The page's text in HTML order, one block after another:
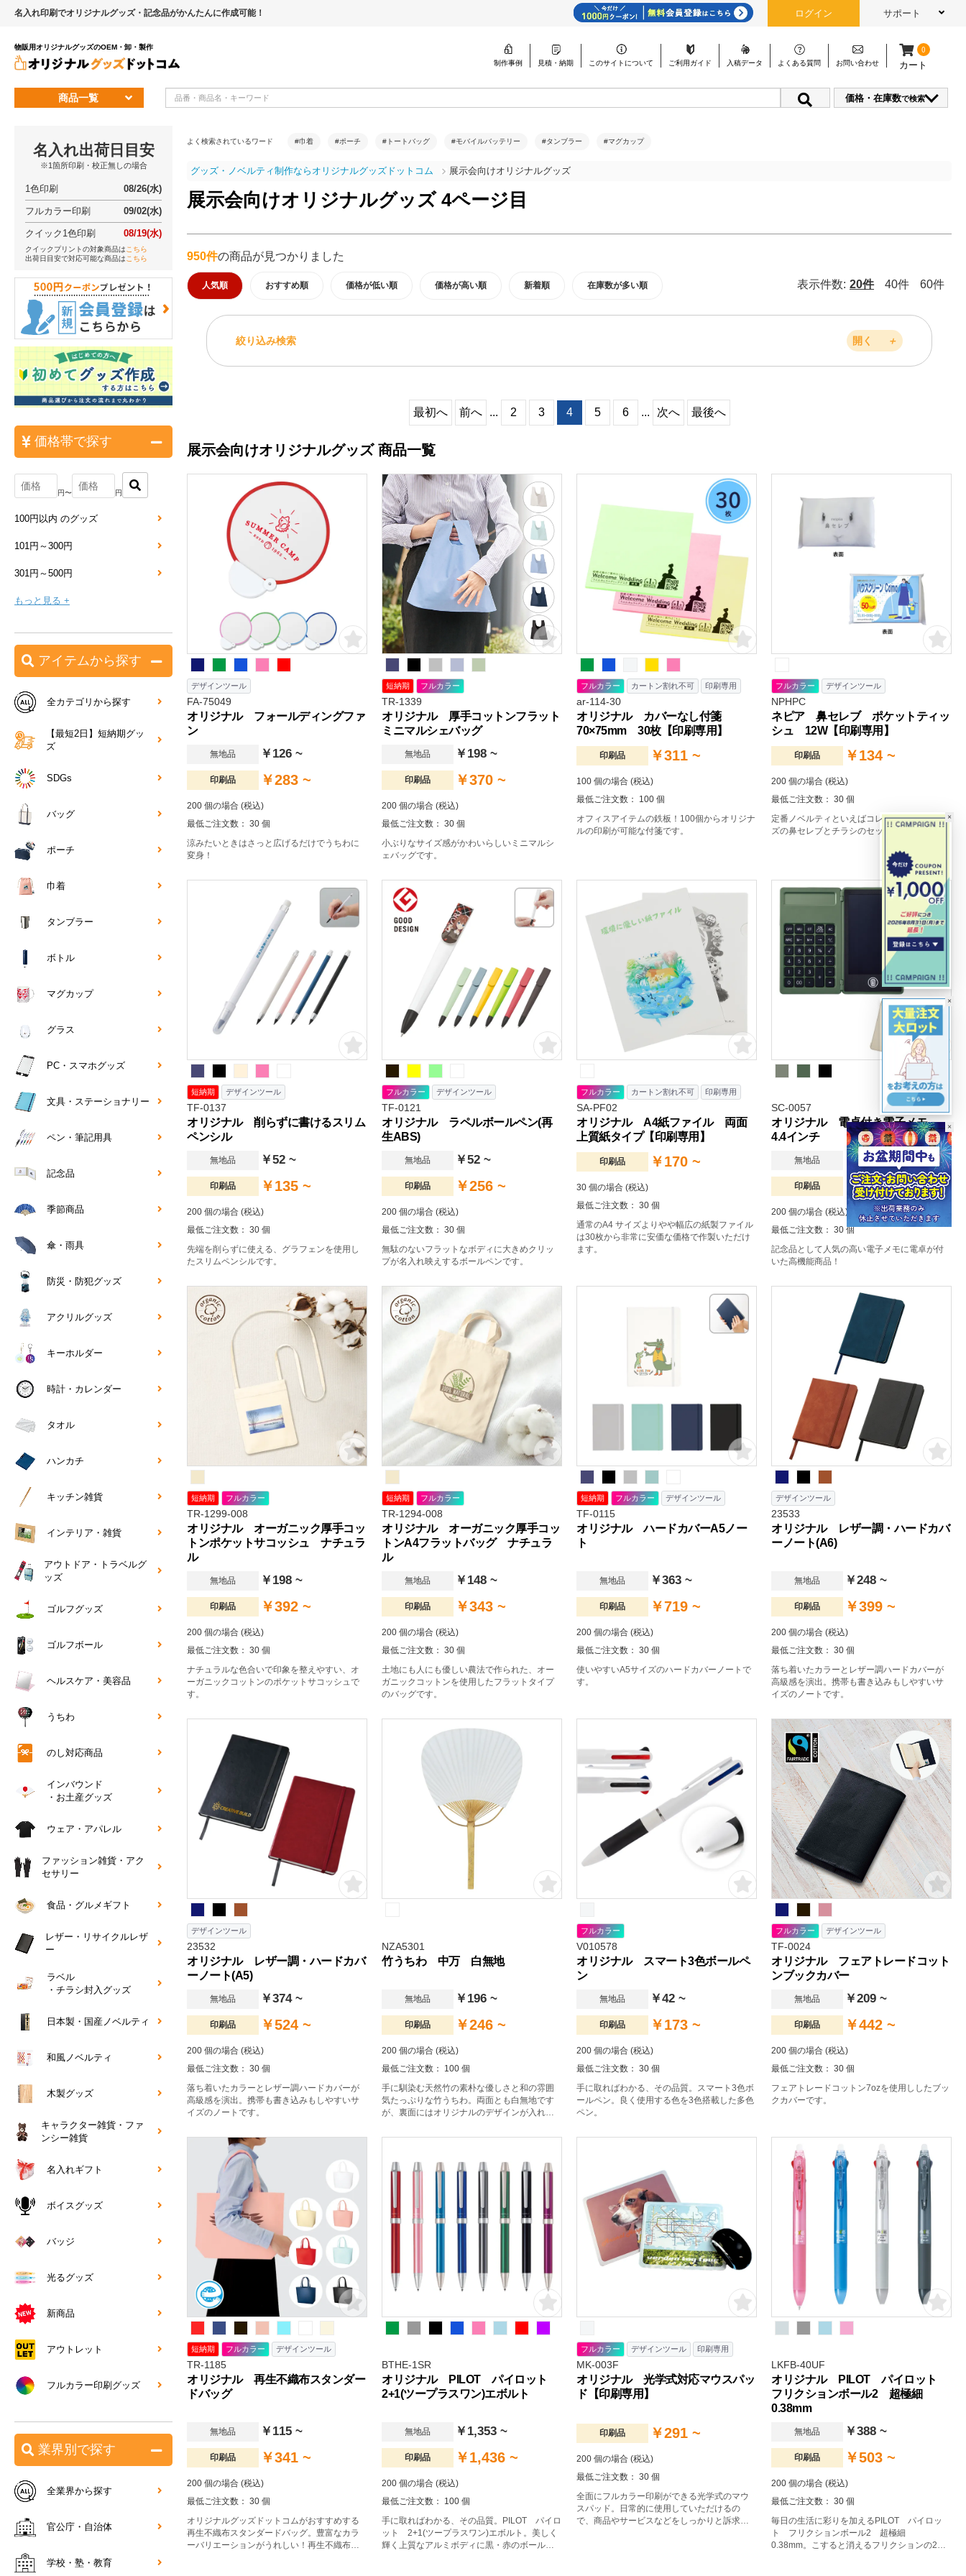
名入れ印刷でオリジナルグッズ・記念品がかんたんに作成可能！ ログイン サポート
物販用オリジナルグッズのOEM・卸・製作
制作事例
見積・納期 このサイトについて ご利用ガイド 入稿データ よくある質問 お問い合わせ
0
カート
商品一覧 価格・在庫数で検索
よく検索されているワード #巾着 #ポーチ #トートバッグ #モバイルバッテリー #タンブラー #マグカップ
グッズ・ノベルティ制作ならオリジナルグッズドットコム 展示会向けオリジナルグッズ
展示会向けオリジナルグッズ 4ページ目
950件の商品が見つかりました
人気順 おすすめ順 価格が低い順 価格が高い順 新着順 在庫数が多い順 表示件数: 20件 40件 60件
絞り込み検索 開く ＋
最初へ 前へ ... 2 3 4 5 6 ... 次へ 最後へ
展示会向けオリジナルグッズ 商品一覧
デザインツール
FA-75049
オリジナル フォールディングファ
ン
無地品 ￥126 ~
印刷品 ￥283 ~
200 個の場合 (税込)
最低ご注文数： 30 個
涼みたいときはさっと広げるだけでうちわに
変身！
短納期 フルカラー
TR-1339
オリジナル 厚手コットンフラット
ミニマルシェバッグ
無地品 ￥198 ~
印刷品 ￥370 ~
200 個の場合 (税込)
最低ご注文数： 30 個
小ぶりなサイズ感がかわいらしいミニマルシ
ェバッグです。
フルカラー カートン割れ不可 印刷専用
ar-114-30
オリジナル カバーなし付箋
70×75mm 30枚【印刷専用】
印刷品 ￥311 ~
100 個の場合 (税込)
最低ご注文数： 100 個
オフィスアイテムの鉄板！100個からオリジナ
ルの印刷が可能な付箋です。
フルカラー デザインツール
NPHPC
ネピア 鼻セレブ ポケットティッ
シュ 12W【印刷専用】
印刷品 ￥134 ~
200 個の場合 (税込)
最低ご注文数： 30 個
定番ノベルティといえばコレ！ポケットサイ
ズの鼻セレブとチラシのセットです。
短納期 デザインツール
TF-0137
オリジナル 削らずに書けるスリム
ペンシル
無地品 ￥52 ~
印刷品 ￥135 ~
200 個の場合 (税込)
最低ご注文数： 30 個
先端を削らずに使える、グラフェンを使用し
たスリムペンシルです。
フルカラー デザインツール
TF-0121
オリジナル ラペルボールペン(再
生ABS)
無地品 ￥52 ~
印刷品 ￥256 ~
200 個の場合 (税込)
最低ご注文数： 30 個
無駄のないフラットなボディに大きめクリッ
プが名入れ映えするボールペンです。
フルカラー カートン割れ不可 印刷専用
SA-PF02
オリジナル A4紙ファイル 両面
上質紙タイプ【印刷専用】
印刷品 ￥170 ~
30 個の場合 (税込)
最低ご注文数： 30 個
通常のA4 サイズよりやや幅広の紙製ファイル
は30枚から非常に安価な価格で作製いただけ
ます。
SC-0057
オリジナル 電卓付き電子メモ
4.4インチ
無地品 ￥687 ~
印刷品 ￥884 ~
200 個の場合 (税込)
最低ご注文数： 30 個
記念品として人気の高い電子メモに電卓が付
いた高機能商品！
短納期 フルカラー
TR-1299-008
オリジナル オーガニック厚手コッ
トンポケットサコッシュ ナチュラ
ル
無地品 ￥198 ~
印刷品 ￥392 ~
200 個の場合 (税込)
最低ご注文数： 30 個
ナチュラルな色合いで印象を整えやすい、オ
ーガニックコットンのポケットサコッシュで
す。
短納期 フルカラー
TR-1294-008
オリジナル オーガニック厚手コッ
トンA4フラットバッグ ナチュラ
ル
無地品 ￥148 ~
印刷品 ￥343 ~
200 個の場合 (税込)
最低ご注文数： 30 個
土地にも人にも優しい農法で作られた、オー
ガニックコットンを使用したフラットタイプ
のバッグです。
短納期 フルカラー デザインツール
TF-0115
オリジナル ハードカバーA5ノー
ト
無地品 ￥363 ~
印刷品 ￥719 ~
200 個の場合 (税込)
最低ご注文数： 30 個
使いやすいA5サイズのハードカバーノートで
す。
デザインツール
23533
オリジナル レザー調・ハードカバ
ーノート(A6)
無地品 ￥248 ~
印刷品 ￥399 ~
200 個の場合 (税込)
最低ご注文数： 30 個
落ち着いたカラーとレザー調ハードカバーが
高級感を演出。携帯も書き込みもしやすいサ
イズのノートです。
デザインツール
23532
オリジナル レザー調・ハードカバ
ーノート(A5)
無地品 ￥374 ~
印刷品 ￥524 ~
200 個の場合 (税込)
最低ご注文数： 30 個
落ち着いたカラーとレザー調ハードカバーが
高級感を演出。携帯も書き込みもしやすいサ
イズのノートです。
NZA5301
竹うちわ 中万 白無地
無地品 ￥196 ~
印刷品 ￥246 ~
200 個の場合 (税込)
最低ご注文数： 100 個
手に馴染む天然竹の素朴な優しさと和の雰囲
気たっぷりな竹うちわ。両面とも白無地です
が、裏面にはオリジナルのデザインが入れら
してリーズナブルに作製いただけます。
フルカラー
V010578
オリジナル スマート3色ボールペ
ン
無地品 ￥42 ~
印刷品 ￥173 ~
200 個の場合 (税込)
最低ご注文数： 30 個
手に取ればわかる、その品質。スマート3色ボ
ールペン。良く使用する色を3色搭載した多色
ペン。
フルカラー デザインツール
TF-0024
オリジナル フェアトレードコット
ンブックカバー
無地品 ￥209 ~
印刷品 ￥442 ~
200 個の場合 (税込)
最低ご注文数： 30 個
フェアトレードコットン7ozを使用ししたブッ
クカバーです。
短納期 フルカラー デザインツール
TR-1185
オリジナル 再生不織布スタンダー
ドバッグ
無地品 ￥115 ~
印刷品 ￥341 ~
200 個の場合 (税込)
最低ご注文数： 30 個
オリジナルグッズドットコムがおすすめする
再生不織布スタンダードバッグ。豊富なカラ
ーバリエーションがうれしい！再生不織布を
BTHE-1SR
オリジナル PILOT パイロット
2+1(ツープラスワン)エボルト
無地品 ￥1,353 ~
印刷品 ￥1,436 ~
200 個の場合 (税込)
最低ご注文数： 100 個
手に取ればわかる、その品質。PILOT パイロ
ット 2+1(ツープラスワン)エボルト。美しく
輝く上質なアルミボディに黒・赤のボールペ
フルカラー デザインツール 印刷専用
MK-003F
オリジナル 光学式対応マウスパッ
ド【印刷専用】
印刷品 ￥291 ~
200 個の場合 (税込)
最低ご注文数： 30 個
全面にフルカラー印刷ができる光学式のマウ
スパッド。日常的に使用していただけるの
で、商品やサービスなどをしっかりと訴求す
LKFB-40UF
オリジナル PILOT パイロット
フリクションボール2 超極細
0.38mm
無地品 ￥388 ~
印刷品 ￥503 ~
200 個の場合 (税込)
最低ご注文数： 30 個
毎日の生活に彩りを加えるPILOT パイロッ
ト フリクションボール2 超極細
0.38mm。こすると消えるフリクションの2色
名入れ出荷日目安
※1箇所印刷・校正無しの場合
1色印刷 08/26(水)
フルカラー印刷 09/02(水)
クイック1色印刷 08/19(水)
クイックプリントの対象商品は こちら
出荷日目安で対応可能な商品は こちら
価格帯で探す
円〜 円
100円以内 のグッズ
101円～300円
301円～500円
もっと見る +
アイテムから探す
全カテゴリから探す
【最短2日】短納期グッ
ズ
SDGs
バッグ
ポーチ
巾着
タンブラー
ボトル
マグカップ
グラス
PC・スマホグッズ
文具・ステーショナリー
ペン・筆記用具
記念品
季節商品
傘・雨具
防災・防犯グッズ
アクリルグッズ
キーホルダー
時計・カレンダー
タオル
ハンカチ
キッチン雑貨
インテリア・雑貨
アウトドア・トラベルグ
ッズ
ゴルフグッズ
ゴルフボール
ヘルスケア・美容品
うちわ
のし対応商品
インバウンド
・お土産グッズ
ウェア・アパレル
ファッション雑貨・アク
セサリー
食品・グルメギフト
レザー・リサイクルレザ
ー
ラベル
・チラシ封入グッズ
日本製・国産ノベルティ
和風ノベルティ
木製グッズ
キャラクター雑貨・ファ
ンシー雑貨
名入れギフト
ボイスグッズ
バッジ
光るグッズ
新商品
アウトレット
フルカラー印刷グッズ
業界別で探す
全業界から探す
官公庁・自治体
学校・塾・教育
×
×
×